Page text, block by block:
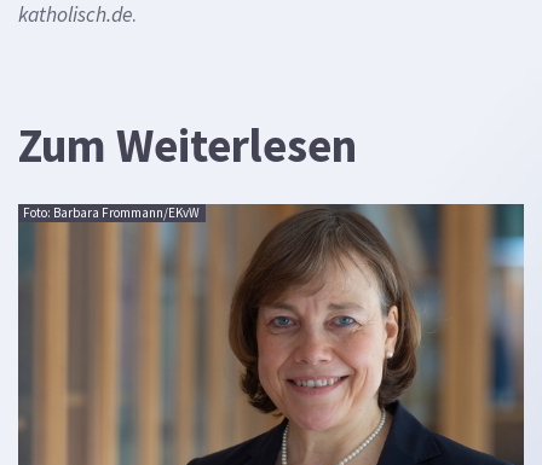
katholisch.de.
Zum Weiterlesen
Foto: Barbara Frommann/EKvW